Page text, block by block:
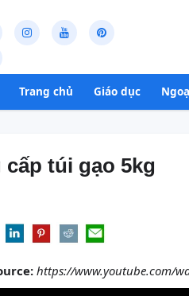
Trang chủ Giáo dục
cấp túi gạo 5kg
https://www.youtube.com/